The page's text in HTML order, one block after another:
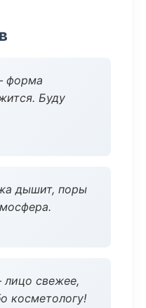
форма
Буду
дышит, поры
свежее,
косметологу!